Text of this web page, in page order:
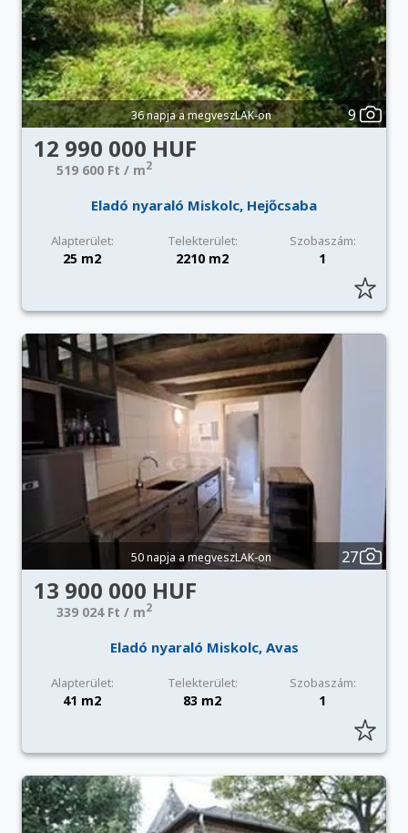
36 napja a megveszLAK-on 9
12 990 000 HUF
519 600 Ft / m2
Eladó nyaraló Miskolc, Hejőcsaba
Alapterület: Telekterület: Szobaszám:
25 m2 2210 m2 1
50 napja a megveszLAK-on 27
13 900 000 HUF
339 024 Ft / m2
Eladó nyaraló Miskolc, Avas
Alapterület: Telekterület: Szobaszám:
41 m2 83 m2 1